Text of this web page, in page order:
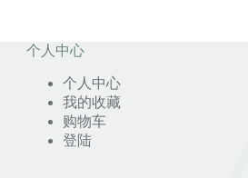
个人中心
个人中心
我的收藏
购物车
登陆